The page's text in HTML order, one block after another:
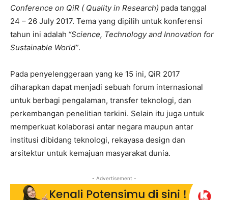
Conference on QiR ( Quality in Research) pada tanggal
24 – 26 July 2017. Tema yang dipilih untuk konferensi
tahun ini adalah “Science, Technology and Innovation for
Sustainable World”.
Pada penyelenggeraan yang ke 15 ini, QiR 2017
diharapkan dapat menjadi sebuah forum internasional
untuk berbagi pengalaman, transfer teknologi, dan
perkembangan penelitian terkini. Selain itu juga untuk
memperkuat kolaborasi antar negara maupun antar
institusi dibidang teknologi, rekayasa design dan
arsitektur untuk kemajuan masyarakat dunia.
- Advertisement -